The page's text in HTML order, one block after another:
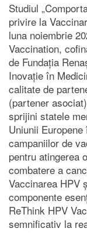
Studiul
privire la
luna noiembrie
Vaccination,
de Fundația
Inovație în
calitate de
(partener
sprijini statele
Uniunii
campaniilor de
pentru atingerea
combatere a
Vaccinarea HPV
componente
ReThink HPV
semnificativ la